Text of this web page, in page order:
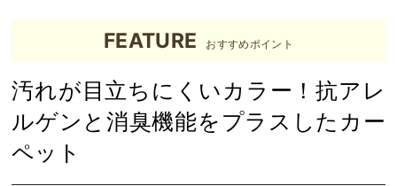
FEATURE おすすめポイント
汚れが目立ちにくいカラー！抗アレ
ルゲンと消臭機能をプラスしたカー
ペット